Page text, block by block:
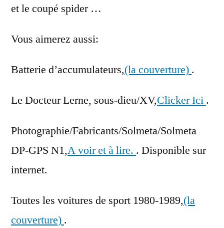
et le coupé spider …
Vous aimerez aussi:
Batterie d’accumulateurs,(la couverture) .
Le Docteur Lerne, sous-dieu/XV,Clicker Ici .
Photographie/Fabricants/Solmeta/Solmeta
DP-GPS N1,A voir et à lire. . Disponible sur
internet.
Toutes les voitures de sport 1980-1989,(la
couverture) .